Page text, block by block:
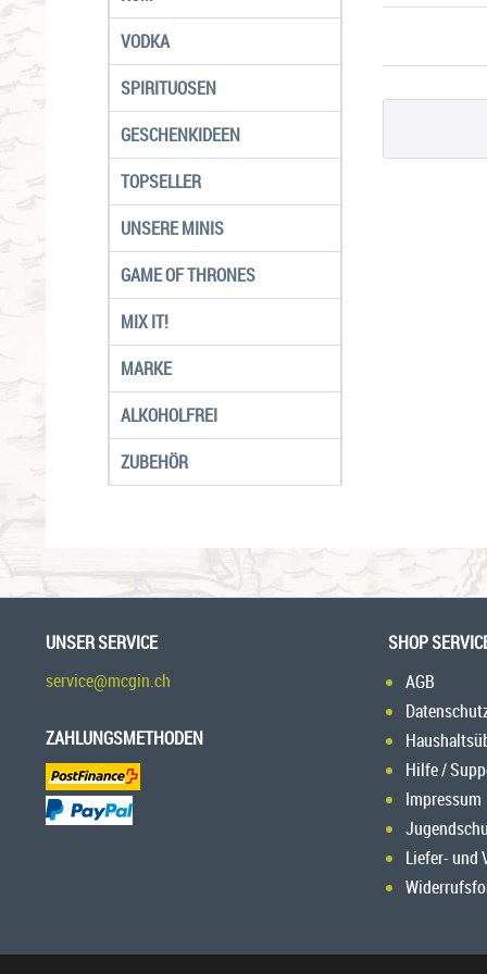
VODKA
SPIRITUOSEN
GESCHENKIDEEN
TOPSELLER
UNSERE MINIS
GAME OF THRONES
MIX IT!
MARKE
ALKOHOLFREI
ZUBEHÖR
UNSER SERVICE
service@mcgin.ch
ZAHLUNGSMETHODEN
SHOP
AGB
Hilfe /
Impressum
Liefer- und